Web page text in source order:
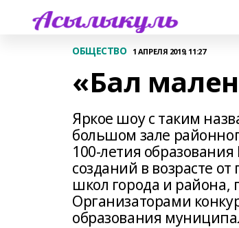
ОБЩЕСТВО 1 АПРЕЛЯ 2019, 11:27
«Бал
Яркое шоу с таким
большом зале
100-летия
созданий в возрасте
школ города и района,
Организаторами
образования